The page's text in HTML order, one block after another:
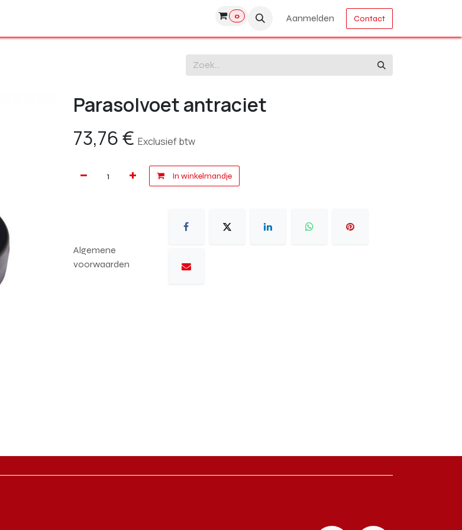
0 Aanmelden Contact
Parasolvoet antraciet
73,76€ Exclusief btw
In winkelmandje
Algemene
voorwaarden